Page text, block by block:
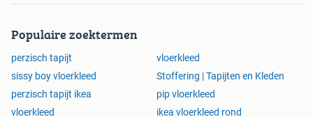
Populaire zoektermen
perzisch tapijt
vloerkleed
sissy boy vloerkleed
Stoffering | Tapijten en Kleden
perzisch tapijt ikea
pip vloerkleed
vloerkleed
ikea vloerkleed rond